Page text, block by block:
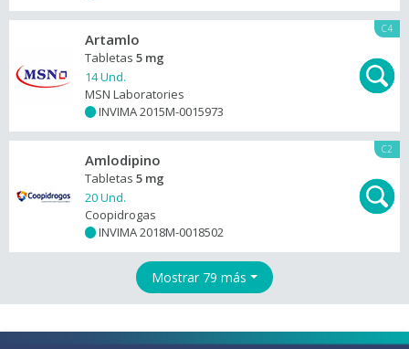
C4
Artamlo
Tabletas 5 mg
14 Und.
MSN Laboratories
INVIMA 2015M-0015973
C2
Amlodipino
Tabletas 5 mg
20 Und.
Coopidrogas
INVIMA 2018M-0018502
Mostrar 79 más